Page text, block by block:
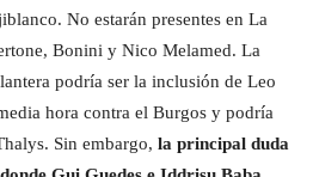
No estarán presentes en La
Bonini y Nico Melamed. La
podría ser la inclusión de Leo
hora contra el Burgos y podría
Sin embargo, la principal duda